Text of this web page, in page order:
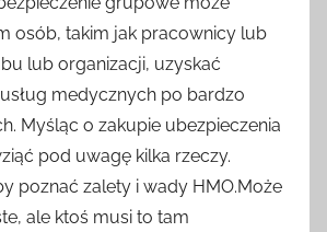
osób, takim jak pracownicy lub
lub organizacji, uzyskać
medycznych po bardzo
Myśląc o zakupie ubezpieczenia
pod uwagę kilka rzeczy.
poznać zalety i wady HMO.Może
ale ktoś musi to tam